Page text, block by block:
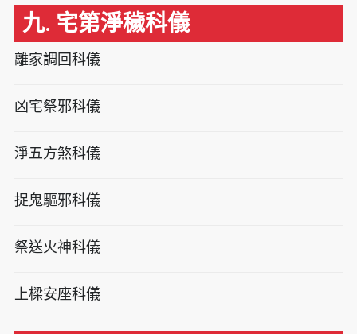
九. 宅第淨穢科儀
離家調回科儀
凶宅祭邪科儀
淨五方煞科儀
捉鬼驅邪科儀
祭送火神科儀
上樑安座科儀